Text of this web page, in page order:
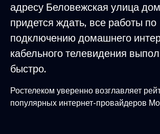
адресу Беловежская улица
придется ждать, все работы по
подключению домашнего
кабельного телевидения
быстро.
Ростелеком уверенно возглавляет
популярных интернет-провайдеров